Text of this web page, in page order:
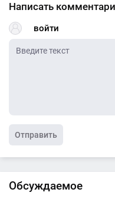
Написать
войти
Отправить
Обсуждаемое